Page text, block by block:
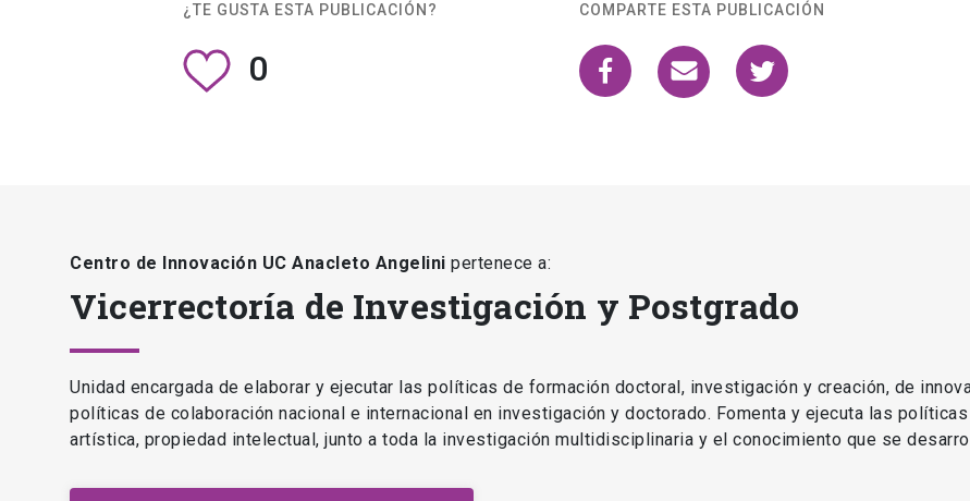
¿TE GUSTA ESTA PUBLICACIÓN?
0
COMPARTE ESTA PUBLICACIÓN
Centro de Innovación UC Anacleto Angelini pertenece a:
Vicerrectoría de Investigación y Postgrado
Unidad encargada de elaborar y ejecutar las políticas de formación doctoral, investigación y creación, de
políticas de colaboración nacional e internacional en investigación y doctorado. Fomenta y ejecuta las
artística, propiedad intelectual, junto a toda la investigación multidisciplinaria y el conocimiento que se